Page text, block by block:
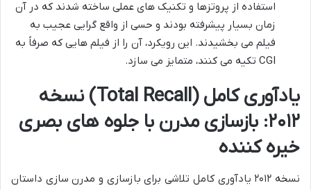
استفاده از پروتزها و تکنیک های عملی ساخته شدند که در آن
زمان بسیار پیشرفته بودند و حسی از واقع گرایی عجیب به
فیلم می بخشیدند. این رویکرد، آن را از فیلم هایی که صرفاً به
CGI تکیه می کنند، متمایز می سازد.
یادآوری کامل (Total Recall) نسخه
۲۰۱۲: بازسازی مدرن با جلوه های بصری
خیره کننده
نسخه ۲۰۱۲ یادآوری کامل تلاشی برای بازسازی و مدرن سازی داستان